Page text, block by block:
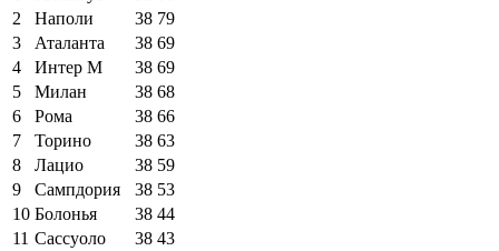
2
Наполи 38 79
3
Аталанта 38 69
4
Интер М 38 69
5
Милан 38 68
6
Рома 38 66
7
Торино 38 63
8
Лацио 38 59
9
Сампдория 38 53
10 Болонья 38 44
11 Сассуоло 38 43